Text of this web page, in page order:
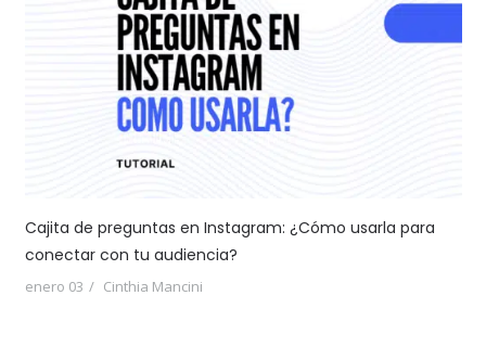
Cajita de preguntas en Instagram: ¿Cómo usarla para
conectar con tu audiencia?
enero 03 Cinthia Mancini